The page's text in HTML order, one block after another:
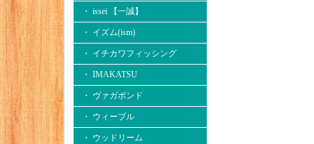
・ issei 【一誠】
・ イズム(ism)
・ イチカワフィッシング
・ IMAKATSU
・ ヴァガボンド
・ ウィーブル
・ ウッドリーム